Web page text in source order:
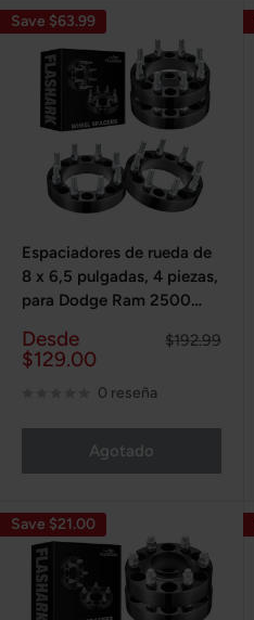
Save $63.99
Espaciadores de rueda de
8 x 6,5 pulgadas, 4 piezas,
para Dodge Ram 2500
250 350 1967-2002
Precio
de
Desde
$129.00
Precio
$192.99
0 reseña
Agotado
Save $21.00